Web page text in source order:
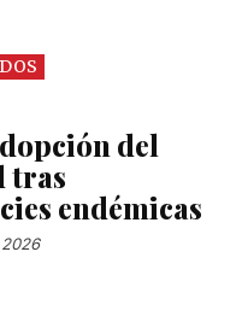
del
tras
endémicas